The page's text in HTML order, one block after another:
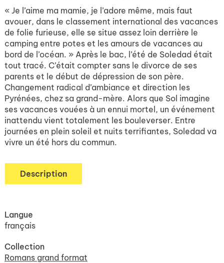
« Je l’aime ma mamie, je l’adore même, mais faut
avouer, dans le classement international des vacances
de folie furieuse, elle se situe assez loin derrière le
camping entre potes et les amours de vacances au
bord de l’océan. » Après le bac, l’été de Soledad était
tout tracé. C’était compter sans le divorce de ses
parents et le début de dépression de son père.
Changement radical d’ambiance et direction les
Pyrénées, chez sa grand-mère. Alors que Sol imagine
ses vacances vouées à un ennui mortel, un événement
inattendu vient totalement les bouleverser. Entre
journées en plein soleil et nuits terrifiantes, Soledad va
vivre un été hors du commun.
Description
Langue
français
Collection
Romans grand format